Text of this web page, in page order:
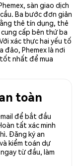
sàn giao dịch
Ba bước đơn giản
thẻ tín dụng, thẻ
cấp bên thứ ba
xác thực hai yếu tố
đảo, Phemex là nơi
nhất để mua
toàn
để bắt đầu
tất xác minh
Đăng ký an
kiểm toán dự
từ đầu, làm